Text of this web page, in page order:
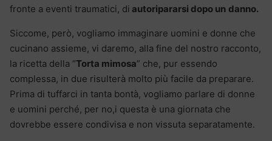
fronte a eventi traumatici, di autoripararsi dopo un danno.
Siccome, però, vogliamo immaginare uomini e donne che
cucinano assieme, vi daremo, alla fine del nostro racconto,
la ricetta della “Torta mimosa” che, pur essendo
complessa, in due risulterà molto più facile da preparare.
Prima di tuffarci in tanta bontà, vogliamo parlare di donne
e uomini perché, per no,i questa è una giornata che
dovrebbe essere condivisa e non vissuta separatamente.